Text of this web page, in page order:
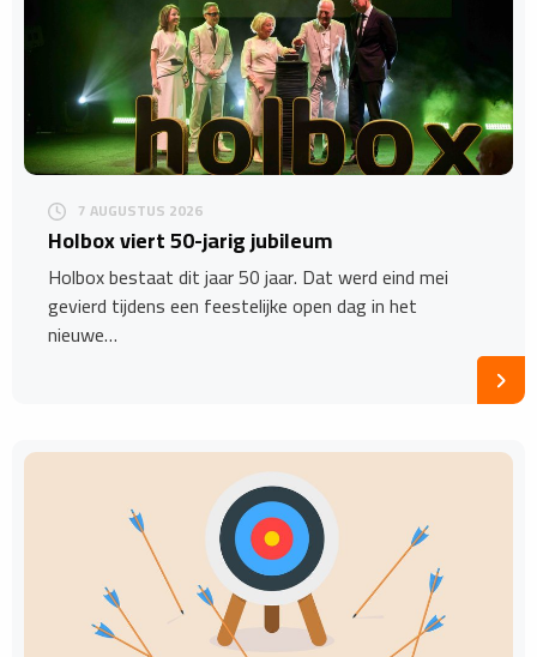
7 AUGUSTUS 2026
Holbox viert 50-jarig jubileum
Holbox bestaat dit jaar 50 jaar. Dat werd eind mei
gevierd tijdens een feestelijke open dag in het
nieuwe…